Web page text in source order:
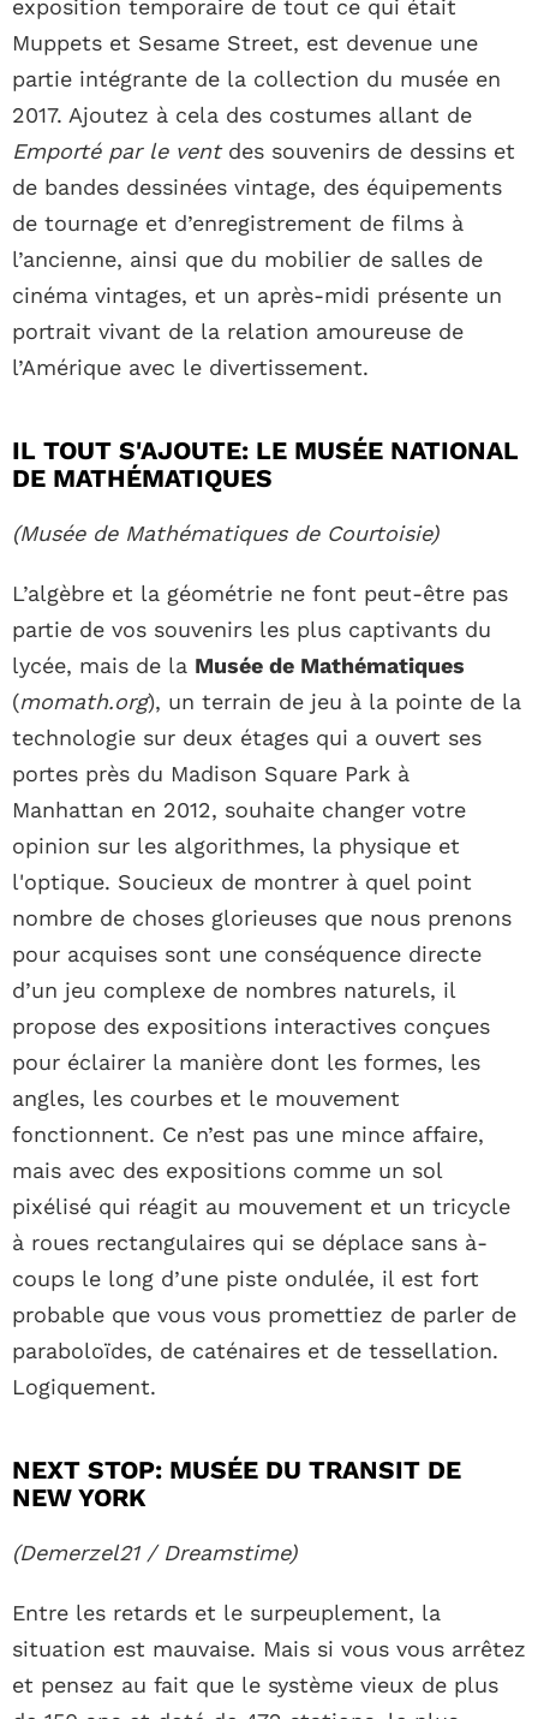
exposition temporaire de tout ce qui était
Muppets et Sesame Street, est devenue une
partie intégrante de la collection du musée en
2017. Ajoutez à cela des costumes allant de
Emporté par le ventdes souvenirs de dessins et
de bandes dessinées vintage, des équipements
de tournage et d’enregistrement de films à
l’ancienne, ainsi que du mobilier de salles de
cinéma vintages, et un après-midi présente un
portrait vivant de la relation amoureuse de
l’Amérique avec le divertissement.
IL TOUT S'AJOUTE: LE MUSÉE NATIONAL
DE MATHÉMATIQUES
(Musée de Mathématiques de Courtoisie)
L’algèbre et la géométrie ne font peut-être pas
partie de vos souvenirs les plus captivants du
lycée, mais de la Musée de Mathématiques
(momath.org), un terrain de jeu à la pointe de la
technologie sur deux étages qui a ouvert ses
portes près du Madison Square Park à
Manhattan en 2012, souhaite changer votre
opinion sur les algorithmes, la physique et
l'optique. Soucieux de montrer à quel point
nombre de choses glorieuses que nous prenons
pour acquises sont une conséquence directe
d’un jeu complexe de nombres naturels, il
propose des expositions interactives conçues
pour éclairer la manière dont les formes, les
angles, les courbes et le mouvement
fonctionnent. Ce n’est pas une mince affaire,
mais avec des expositions comme un sol
pixélisé qui réagit au mouvement et un tricycle
à roues rectangulaires qui se déplace sans à-
coups le long d’une piste ondulée, il est fort
probable que vous vous promettiez de parler de
paraboloïdes, de caténaires et de tessellation.
Logiquement.
NEXT STOP: MUSÉE DU TRANSIT DE
NEW YORK
(Demerzel21 / Dreamstime)
Entre les retards et le surpeuplement, la
situation est mauvaise. Mais si vous vous arrêtez
et pensez au fait que le système vieux de plus